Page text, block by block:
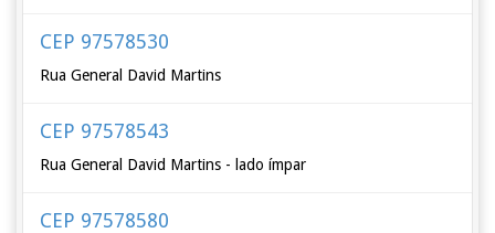
CEP 97578530
Rua General David Martins
CEP 97578543
Rua General David Martins - lado ímpar
CEP 97578580